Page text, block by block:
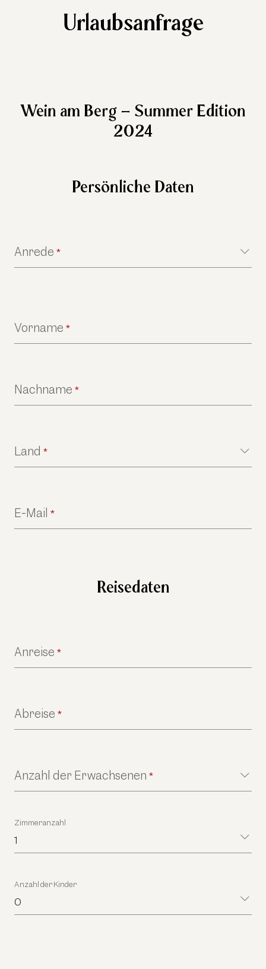
Urlaubsanfrage
Wein am Berg – Summer Edition
2024
Persönliche Daten
Anrede *
Vorname *
Nachname *
Land *
E-Mail *
Reisedaten
Anreise *
Abreise *
Anzahl der Erwachsenen *
Zimmeranzahl
1
Anzahl der Kinder
0